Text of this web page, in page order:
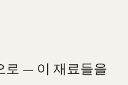
로 — 이 재료들을